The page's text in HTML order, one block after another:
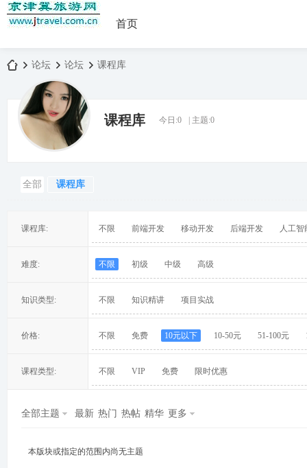
首页
»
论坛
›
论坛 课程库
课程库 今日:0 主题:0
全部 课程库
课程库: 不限 前端开发 移动开发 后端开发 人工智
难度: 不限 初级 中级 高级
知识类型: 不限 知识精讲 项目实战
价格: 不限 免费 10元以下 10-50元 51-100元
课程类型: 不限 VIP 免费 限时优惠
全部主题 最新 热门 热帖 精华 更多
本版块或指定的范围内尚无主题